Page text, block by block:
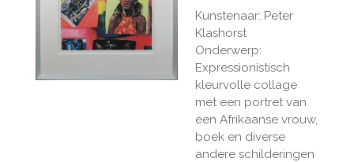
Kunstenaar: Peter
Klashorst
Onderwerp:
Expressionistisch
kleurvolle collage
met een portret van
een Afrikaanse vrouw,
boek en diverse
andere schilderingen